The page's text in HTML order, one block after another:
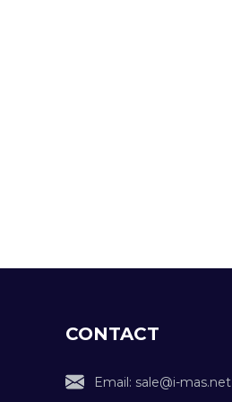
CONTACT
Email: sale@i-mas.net